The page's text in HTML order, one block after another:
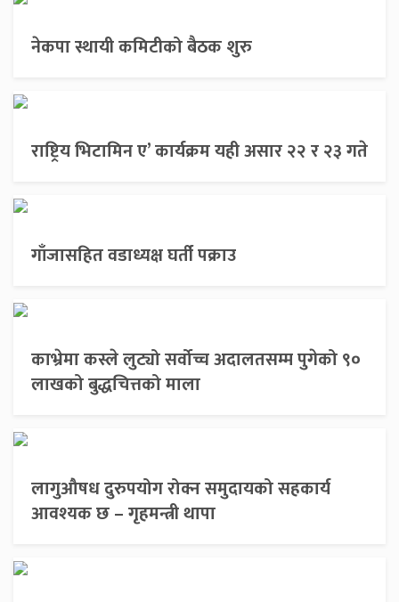
नेकपा स्थायी कमिटीको बैठक शुरु
राष्ट्रिय भिटामिन ए’ कार्यक्रम यही असार २२ र २३ गते
गाँजासहित वडाध्यक्ष घर्ती पक्राउ
काभ्रेमा कस्ले लुट्यो सर्वोच्च अदालतसम्म पुगेको ९०
लाखको बुद्धचित्तको माला
लागुऔषध दुरुपयोग रोक्न समुदायको सहकार्य
आवश्यक छ – गृहमन्त्री थापा